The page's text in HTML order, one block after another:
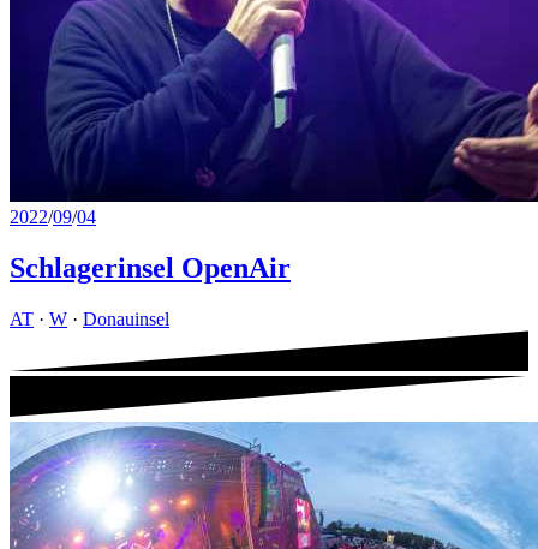
2022/09/04
Schlagerinsel OpenAir
AT · W · Donauinsel